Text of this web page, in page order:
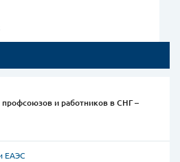
и работников в СНГ –
ЕАЭС